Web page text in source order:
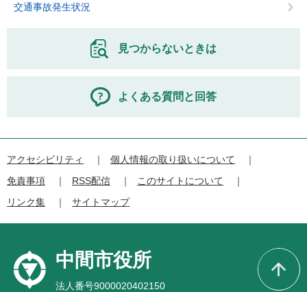
交通事故発生状況
見つからないときは
よくある質問と回答
アクセシビリティ
個人情報の取り扱いについて
免責事項
RSS配信
このサイトについて
リンク集
サイトマップ
中間市役所
法人番号9000020402150